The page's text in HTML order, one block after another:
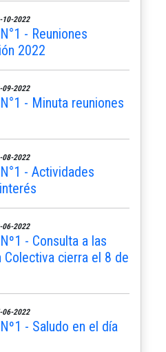
10-2022
- Reuniones
2022
09-2022
- Minuta reuniones
08-2022
- Actividades
06-2022
- Consulta a las
cierra el 8 de
06-2022
- Saludo en el día